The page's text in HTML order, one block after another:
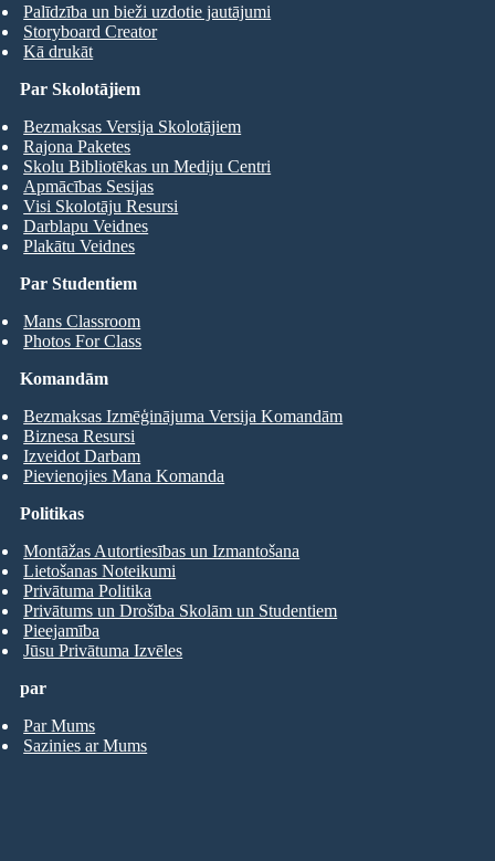
Palīdzība un bieži uzdotie jautājumi
Storyboard Creator
Kā drukāt
Par Studentiem
Mans Classroom
Photos For Class
Par Skolotājiem
Bezmaksas Versija Skolotājiem
Rajona Paketes
Skolu Bibliotēkas un Mediju Centri
Apmācības Sesijas
Visi Skolotāju Resursi
Darblapu Veidnes
Plakātu Veidnes
Komandām
Bezmaksas Izmēģinājuma Versija Komandām
Biznesa Resursi
Izveidot Darbam
Pievienojies Mana Komanda
par
Par Mums
Sazinies ar Mums
Politikas
Montāžas Autortiesības un Izmantošana
Lietošanas Noteikumi
Privātuma Politika
Privātums un Drošība Skolām un Studentiem
Pieejamība
Jūsu Privātuma Izvēles